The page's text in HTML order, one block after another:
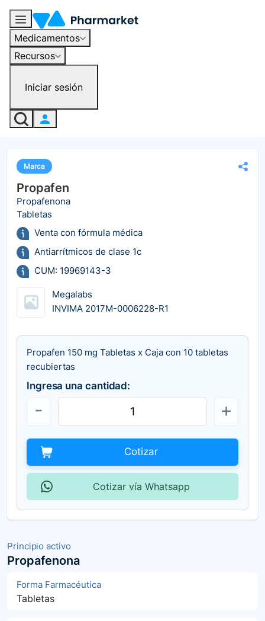
Medicamentos
Recursos
Iniciar sesión
Principio activo
Propafenona
Forma Farmacéutica
Tabletas
Marca
Propafen
Propafenona
Tabletas
Venta con fórmula médica
Antiarrítmicos de clase 1c
CUM: 19969143-3
Megalabs
INVIMA 2017M-0006228-R1
Propafen 150 mg Tabletas x Caja con 10 tabletas
recubiertas
Ingresa una cantidad:
Cotizar
Cotizar vía Whatsapp